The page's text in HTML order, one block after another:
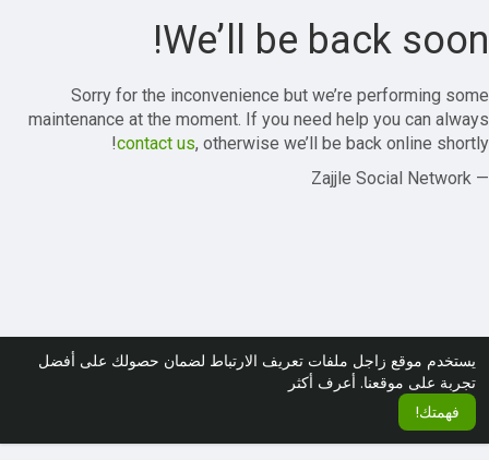
يستخدم موقع زاجل ملفات تعريف الارتباط لضمان حصولك على أفضل
تجربة على موقعنا. أعرف أكثر
فهمتك!
We’ll be back soon!
Sorry for the inconvenience but we’re performing some
maintenance at the moment. If you need help you can always
contact us, otherwise we’ll be back online shortly!
— Zajjle Social Network